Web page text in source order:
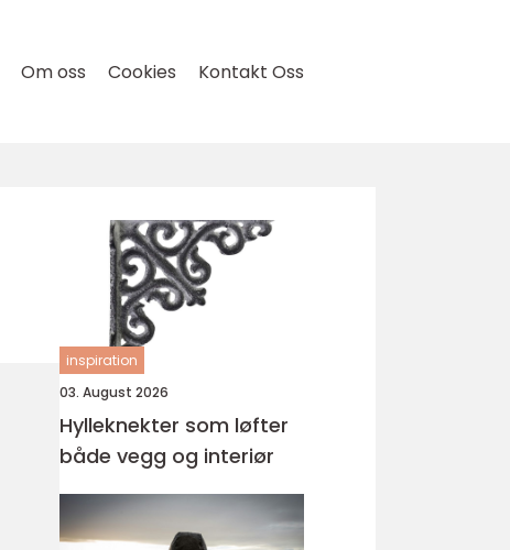
Om oss Cookies Kontakt Oss
inspiration
03. August 2026
Hylleknekter som løfter
både vegg og interiør